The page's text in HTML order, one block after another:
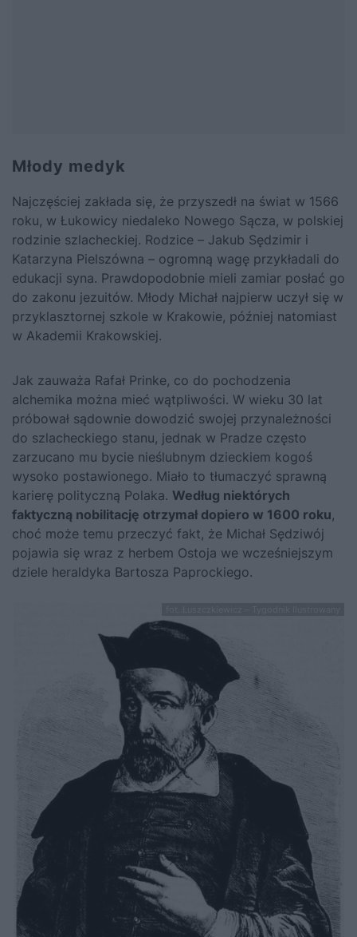
Młody medyk
Najczęściej zakłada się, że przyszedł na świat w 1566
roku, w Łukowicy niedaleko Nowego Sącza, w polskiej
rodzinie szlacheckiej. Rodzice – Jakub Sędzimir i
Katarzyna Pielszówna – ogromną wagę przykładali do
edukacji syna. Prawdopodobnie mieli zamiar posłać go
do zakonu jezuitów. Młody Michał najpierw uczył się w
przyklasztornej szkole w Krakowie, później natomiast
w Akademii Krakowskiej.
Jak zauważa Rafał Prinke, co do pochodzenia
alchemika można mieć wątpliwości. W wieku 30 lat
próbował sądownie dowodzić swojej przynależności
do szlacheckiego stanu, jednak w Pradze często
zarzucano mu bycie nieślubnym dzieckiem kogoś
wysoko postawionego. Miało to tłumaczyć sprawną
karierę polityczną Polaka. Według niektórych
faktyczną nobilitację otrzymał dopiero w 1600 roku,
choć może temu przeczyć fakt, że Michał Sędziwój
pojawia się wraz z herbem Ostoja we wcześniejszym
dziele heraldyka Bartosza Paprockiego.